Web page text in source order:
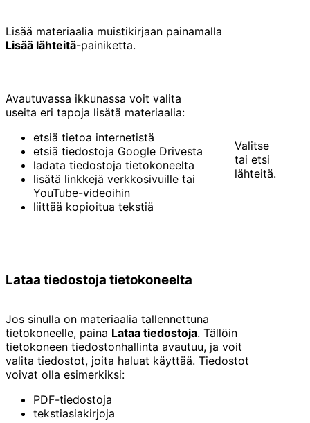
Lisää materiaalia muistikirjaan painamalla
Lisää lähteitä-painiketta.
Avautuvassa ikkunassa voit valita
useita eri tapoja lisätä materiaalia:
etsiä tietoa internetistä
etsiä tiedostoja Google Drivesta
ladata tiedostoja tietokoneelta
lisätä linkkejä verkkosivuille tai
YouTube-videoihin
liittää kopioitua tekstiä
Valitse
tai etsi
lähteitä.
Lataa tiedostoja tietokoneelta
Jos sinulla on materiaalia tallennettuna
tietokoneelle, paina Lataa tiedostoja. Tällöin
tietokoneen tiedostonhallinta avautuu, ja voit
valita tiedostot, joita haluat käyttää. Tiedostot
voivat olla esimerkiksi:
PDF-tiedostoja
tekstiasiakirjoja